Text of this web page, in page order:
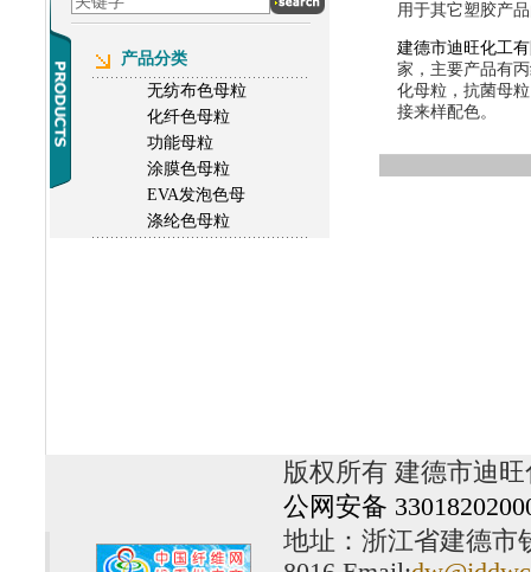
用于其它塑胶产
建德市迪旺化工
家，主要产品有
化母粒，抗菌母
接来样配色。
产品分类
无纺布色母粒
化纤色母粒
功能母粒
涂膜色母粒
EVA发泡色母
涤纶色母粒
版权所有 建德市迪
公网安备
地址：浙江省建德市